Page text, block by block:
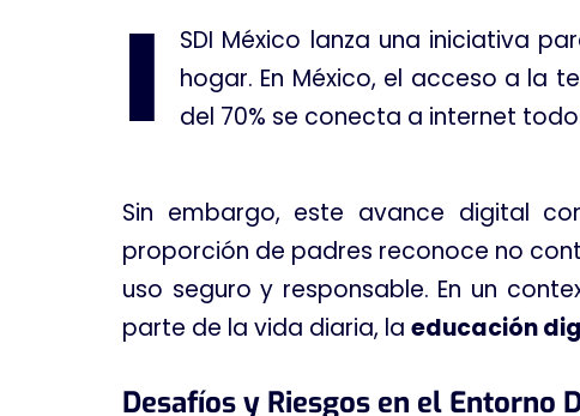
I SDI México lanza una iniciativa
hogar. En México, el acceso a la
del 70% se conecta a internet
Sin embargo, este avance digital
proporción de padres reconoce no
uso seguro y responsable. En un
parte de la vida diaria, la educación
Desafíos y Riesgos en el Entorno